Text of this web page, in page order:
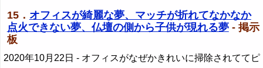
15． オフィスが綺麗な夢、マッチが折れてなかなか
点火できない夢、仏壇の側から子供が現れる夢- 掲示
板
2020年10月22日 - オフィスがなぜかきれいに掃除されててピ